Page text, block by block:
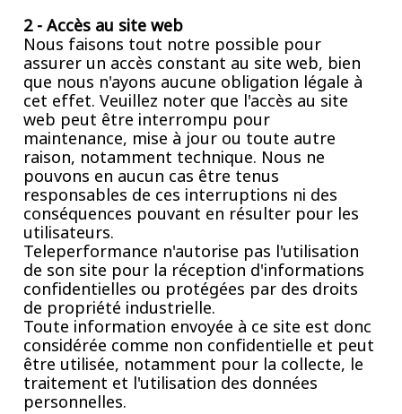
2 - Accès au site web
Nous faisons tout notre possible pour
assurer un accès constant au site web, bien
que nous n'ayons aucune obligation légale à
cet effet. Veuillez noter que l'accès au site
web peut être interrompu pour
maintenance, mise à jour ou toute autre
raison, notamment technique. Nous ne
pouvons en aucun cas être tenus
responsables de ces interruptions ni des
conséquences pouvant en résulter pour les
utilisateurs.
Teleperformance n'autorise pas l'utilisation
de son site pour la réception d'informations
confidentielles ou protégées par des droits
de propriété industrielle.
Toute information envoyée à ce site est donc
considérée comme non confidentielle et peut
être utilisée, notamment pour la collecte, le
traitement et l'utilisation des données
personnelles.